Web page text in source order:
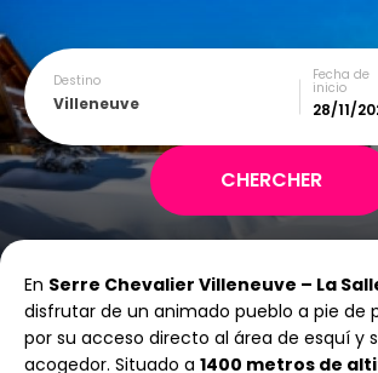
Destino
Villeneuve
Fecha de
inicio
SUN MON TUE WED THU
1 2 3
En Serre Chevalier Villeneuve – La
disfrutar de un animado pueblo a pie de
por su acceso directo al área de esquí y
acogedor. Situado a 1400 metros de